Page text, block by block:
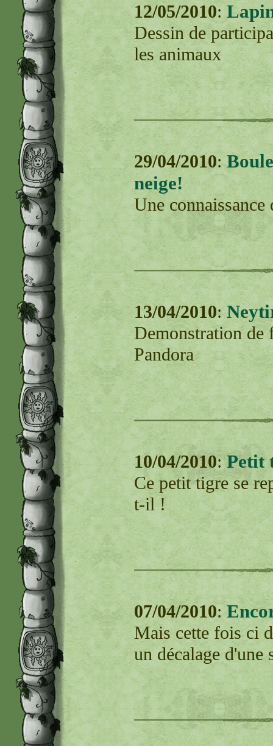
12/05/2010:
Dessin de
les animaux
29/04/2010:
neige!
Une
13/04/2010:
Demonstration de
Pandora
10/04/2010:Petit
Ce petit tigre se
t-il !
07/04/2010:
Mais cette fois ci
un décalage d'une